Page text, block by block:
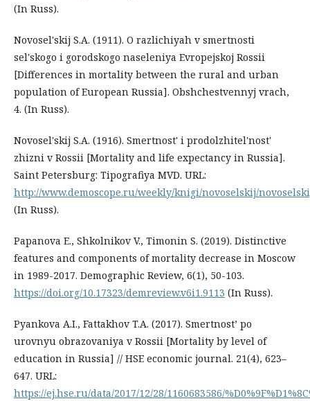
(In Russ).
Novosel'skij S.A. (1911). O razlichiyah v smertnosti
sel'skogo i gorodskogo naseleniya Evropejskoj Rossii
[Differences in mortality between the rural and urban
population of European Russia]. Obshchestvennyj vrach,
4. (In Russ).
Novosel'skij S.A. (1916). Smertnost' i prodolzhitel'nost'
zhizni v Rossii [Mortality and life expectancy in Russia].
Saint Petersburg: Tipografiya MVD. URL:
http://www.demoscope.ru/weekly/knigi/novoselskij/
(In Russ).
Papanova E., Shkolnikov V., Timonin S. (2019). Distinctive
features and components of mortality decrease in Moscow
in 1989-2017. Demographic Review, 6(1), 50-103.
https://doi.org/10.17323/demreview.v6i1.9113 (In Russ).
Pyankova A.I., Fattakhov T.A. (2017). Smertnost’ po
urovnyu obrazovaniya v Rossii [Mortality by level of
education in Russia] // HSE economic journal. 21(4), 623–
647. URL:
https://ej.hse.ru/data/2017/12/28/1160683586/